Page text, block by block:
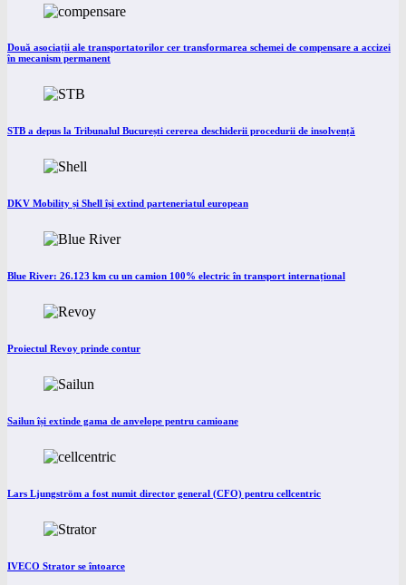
Două asociații ale transportatorilor cer transformarea schemei de compensare a accizei
în mecanism permanent
STB a depus la Tribunalul București cererea deschiderii procedurii de insolvență
DKV Mobility și Shell își extind parteneriatul european
Blue River: 26.123 km cu un camion 100% electric în transport internațional
Proiectul Revoy prinde contur
Sailun își extinde gama de anvelope pentru camioane
Lars Ljungström a fost numit director general (CFO) pentru cellcentric
IVECO Strator se întoarce